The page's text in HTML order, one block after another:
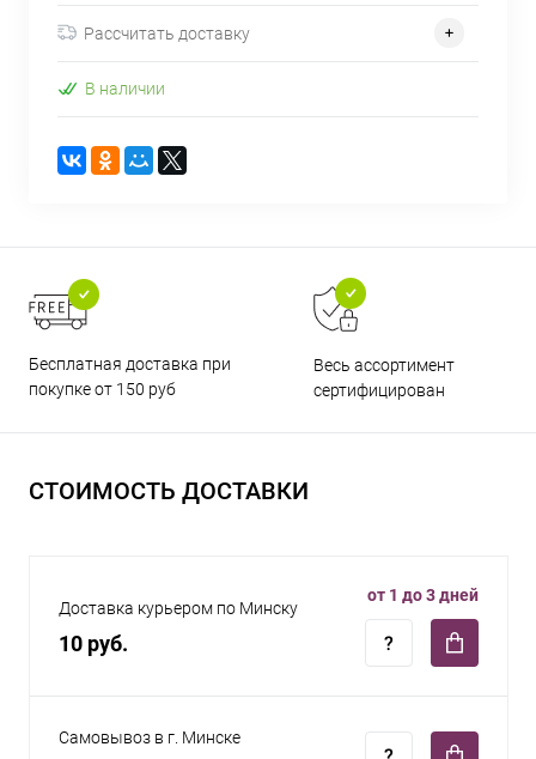
Рассчитать доставку
В наличии
Бесплатная доставка при
покупке от 150 руб
Весь ассортимент
сертифицирован
СТОИМОСТЬ ДОСТАВКИ
Доставка курьером по Минску
10 руб.
от 1 до 3 дней
Самовывоз в г. Минске